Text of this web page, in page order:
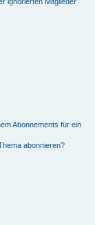
Abonnements für ein
abonnieren?